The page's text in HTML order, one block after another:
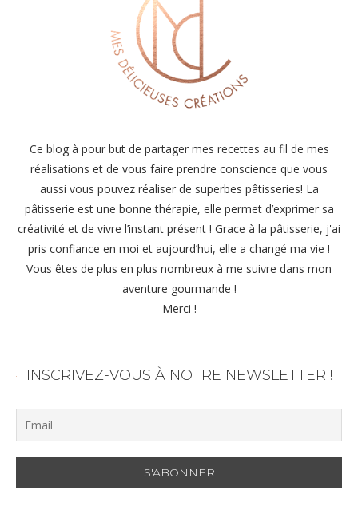
Ce blog à pour but de partager mes recettes au fil de mes
réalisations et de vous faire prendre conscience que vous
aussi vous pouvez réaliser de superbes pâtisseries! La
pâtisserie est une bonne thérapie, elle permet d’exprimer sa
créativité et de vivre l’instant présent ! Grace à la pâtisserie, j'ai
pris confiance en moi et aujourd’hui, elle a changé ma vie !
Vous êtes de plus en plus nombreux à me suivre dans mon
aventure gourmande !
Merci !
INSCRIVEZ-VOUS À NOTRE NEWSLETTER !